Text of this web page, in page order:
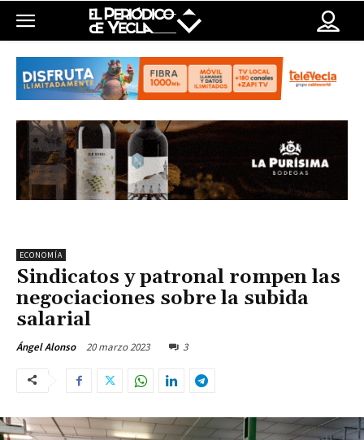
ECONOMÍA
Sindicatos y patronal rompen las
negociaciones sobre la subida
salarial
Ángel Alonso 20 marzo 2023 3